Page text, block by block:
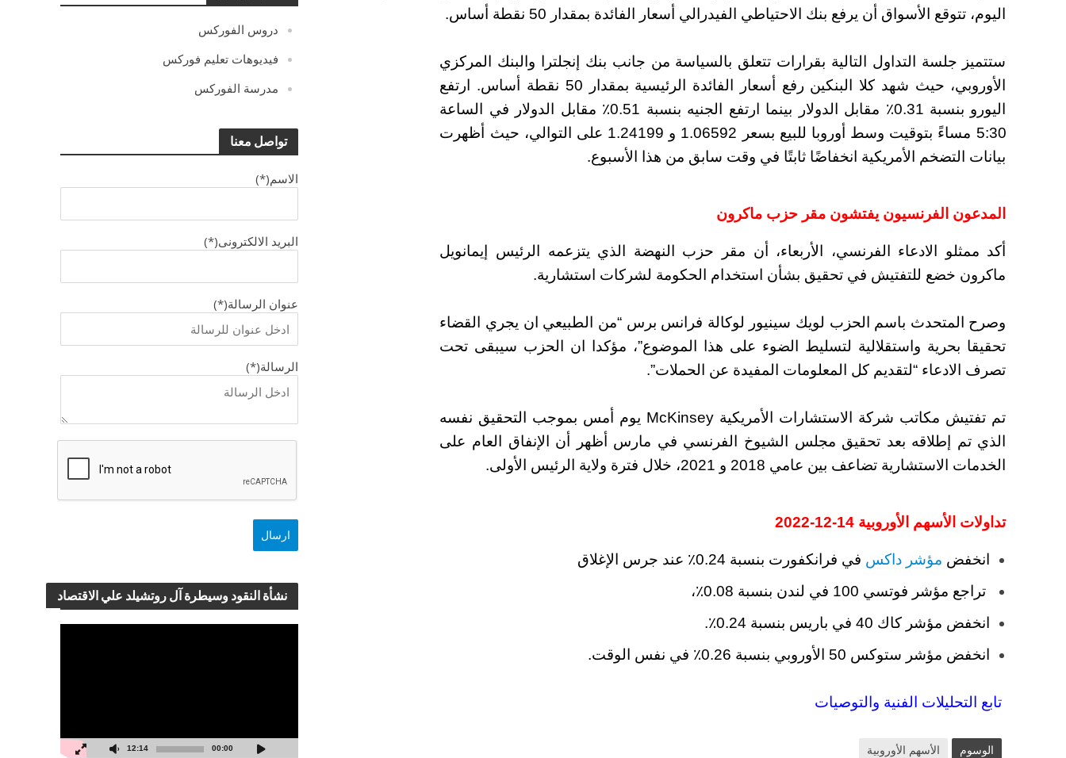
دروس الفوركس
فيديوهات تعليم فوركس
مدرسة الفوركس
تواصل معنا
الاسم(*)
البريد الالكترونى(*)
عنوان الرسالة(*)
الرسالة(*)
نشأة النقود وسيطرة آل روتشيلد علي الاقتصاد
00:00
12:14
اليوم، تتوقع الأسواق أن يرفع بنك الاحتياطي الفيدرالي أسعار الفائدة بمقدار 50 نقطة أساس.
ستتميز جلسة التداول التالية بقرارات تتعلق بالسياسة من جانب بنك إنجلترا والبنك المركزي
الأوروبي، حيث شهد كلا البنكين رفع أسعار الفائدة الرئيسية بمقدار 50 نقطة أساس. ارتفع
اليورو بنسبة 0.31٪ مقابل الدولار بينما ارتفع الجنيه بنسبة 0.51٪ مقابل الدولار في الساعة
5:30 مساءً بتوقيت وسط أوروبا للبيع بسعر 1.06592 و 1.24199 على التوالي، حيث أظهرت
بيانات التضخم الأمريكية انخفاضًا ثابتًا في وقت سابق من هذا الأسبوع.
المدعون الفرنسيون يفتشون مقر حزب ماكرون
أكد ممثلو الادعاء الفرنسي، الأربعاء، أن مقر حزب النهضة الذي يتزعمه الرئيس إيمانويل
ماكرون خضع للتفتيش في تحقيق بشأن استخدام الحكومة لشركات استشارية.
وصرح المتحدث باسم الحزب لويك سينيور لوكالة فرانس برس “من الطبيعي ان يجري القضاء
تحقيقا بحرية واستقلالية لتسليط الضوء على هذا الموضوع”، مؤكدا ان الحزب سيبقى تحت
تصرف الادعاء “لتقديم كل المعلومات المفيدة عن الحملات”.
تم تفتيش مكاتب شركة الاستشارات الأمريكية McKinsey يوم أمس بموجب التحقيق نفسه
الذي تم إطلاقه بعد تحقيق مجلس الشيوخ الفرنسي في مارس أظهر أن الإنفاق العام على
الخدمات الاستشارية تضاعف بين عامي 2018 و 2021، خلال فترة ولاية الرئيس الأولى.
تداولات الأسهم الأوروبية 14-12-2022
انخفض مؤشر داكس في فرانكفورت بنسبة 0.24٪ عند جرس الإغلاق
تراجع مؤشر فوتسي 100 في لندن بنسبة 0.08٪،
انخفض مؤشر كاك 40 في باريس بنسبة 0.24٪.
انخفض مؤشر ستوكس 50 الأوروبي بنسبة 0.26٪ في نفس الوقت.
تابع التحليلات الفنية والتوصيات
الوسوم الأسهم الأوروبية